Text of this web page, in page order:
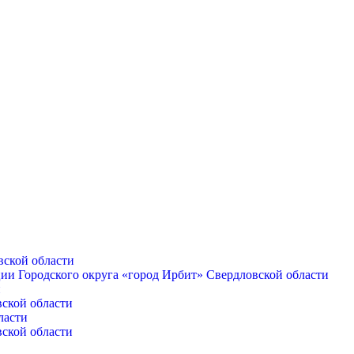
области
Городского округа «город Ирбит» Свердловской области
области
области